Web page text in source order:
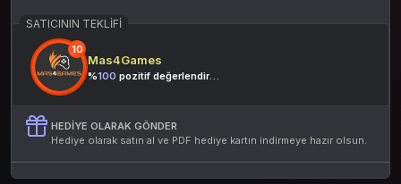
SATICININ TEKLIFI
10
Mas4Games
%100 pozitif değerlendirme
HEDIYE OLARAK GÖNDER
Hediye olarak satın al ve PDF hediye kartın indirmeye hazır olsun.